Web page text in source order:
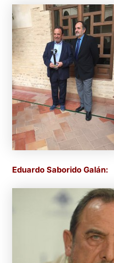
Eduardo Saborido Galán: